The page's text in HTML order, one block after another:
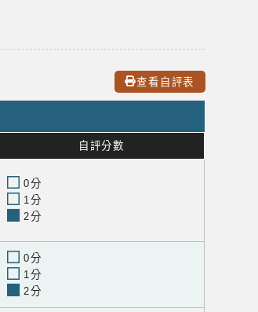
查看自評表
自評分數
0分
1分
2分
0分
1分
2分